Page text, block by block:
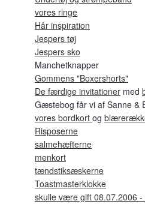
vores ringe
Hår inspiration
Jespers tøj
Jespers sko
Manchetknapper
Gommens "Boxershorts"
De færdige invitationer med
Gæstebog får vi af Sanne &
vores bordkort og
Risposerne
salmehæfterne
menkort
tændstiksæskerne
Toastmasterklokke
skulle være gift 08.07.2006